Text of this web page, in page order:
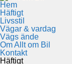
Hem
Häftigt
Livsstil
Vägar & vardag
Vägs ände
Om Allt om Bil
Kontakt
Häftigt